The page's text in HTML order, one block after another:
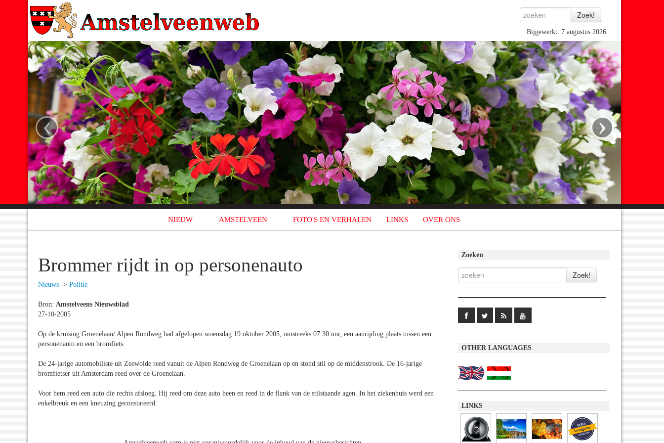
Bijgewerkt: 7 augustus 2026
‹ ›
NIEUW AMSTELVEEN FOTO'S EN VERHALEN LINKS OVER ONS
Brommer rijdt in op personenauto
Nieuws -> Politie
Bron: Amstelveens Nieuwsblad
27-10-2005
Op de kruising Groenelaan/ Alpen Rondweg had afgelopen woensdag 19 oktober 2005, omstreeks 07.30 uur, een aanrijding plaats tussen een
personenauto en een bromfiets.
De 24-jarige automobiliste uit Zeewolde reed vanuit de Alpen Rondweg de Groenelaan op en stond stil op de middenstrook. De 16-jarige
bromfietser uit Amsterdam reed over de Groenelaan.
Voor hem reed een auto die rechts afsloeg. Hij reed om deze auto heen en reed in de flank van de stilstaande agen. In het ziekenhuis werd een
enkelbreuk en een kneuzing geconstateerd.
Zoeken
OTHER LANGUAGES
LINKS